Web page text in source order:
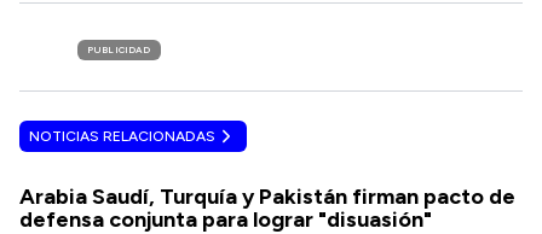
PUBLICIDAD
NOTICIAS RELACIONADAS
Arabia Saudí, Turquía y Pakistán firman pacto de
defensa conjunta para lograr "disuasión"